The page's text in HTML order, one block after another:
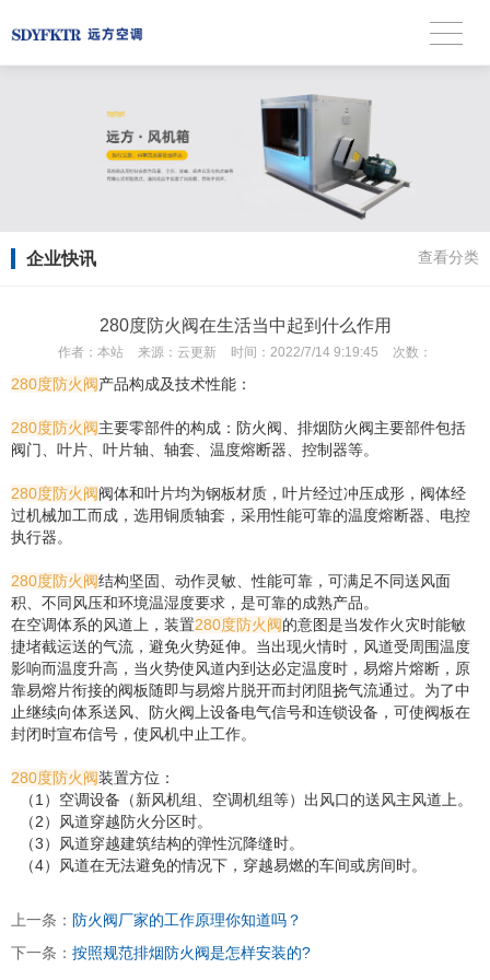
企业快讯 查看分类
280度防火阀在生活当中起到什么作用
作者： 本站 来源： 云更新 时间： 2022/7/14 9:19:45 次数：
280度防火阀产品构成及技术性能：
280度防火阀主要零部件的构成：防火阀、排烟防火阀主要部件包括
阀门、叶片、叶片轴、轴套、温度熔断器、控制器等。
280度防火阀阀体和叶片均为钢板材质，叶片经过冲压成形，阀体经
过机械加工而成，选用铜质轴套，采用性能可靠的温度熔断器、电控
执行器。
280度防火阀结构坚固、动作灵敏、性能可靠，可满足不同送风面
积、不同风压和环境温湿度要求，是可靠的成熟产品。
在空调体系的风道上，装置280度防火阀的意图是当发作火灾时能敏
捷堵截运送的气流，避免火势延伸。当出现火情时，风道受周围温度
影响而温度升高，当火势使风道内到达必定温度时，易熔片熔断，原
靠易熔片衔接的阀板随即与易熔片脱开而封闭阻挠气流通过。为了中
止继续向体系送风、防火阀上设备电气信号和连锁设备，可使阀板在
封闭时宣布信号，使风机中止工作。
280度防火阀装置方位：
（1）空调设备（新风机组、空调机组等）出风口的送风主风道上。
（2）风道穿越防火分区时。
（3）风道穿越建筑结构的弹性沉降缝时。
（4）风道在无法避免的情况下，穿越易燃的车间或房间时。
上一条： 防火阀厂家的工作原理你知道吗？
下一条： 按照规范排烟防火阀是怎样安装的?